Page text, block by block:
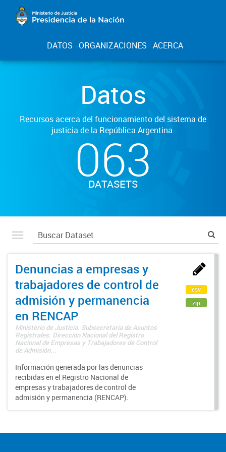
DATOS ORGANIZACIONES ACERCA
Datos
Recursos acerca del funcionamiento del sistema de
justicia de la República Argentina.
063
DATASETS
Denuncias a empresas y
trabajadores de control de
admisión y permanencia
en RENCAP
Ministerio de Justicia. Subsecretaría de Asuntos
Registrales. Dirección Nacional del Registro
Nacional de Empresas y Trabajadores de Control
de Admisión...
Información generada por las denuncias
recibidas en el Registro Nacional de
empresas y trabajadores de control de
admisión y permanencia (RENCAP).
csv
zip